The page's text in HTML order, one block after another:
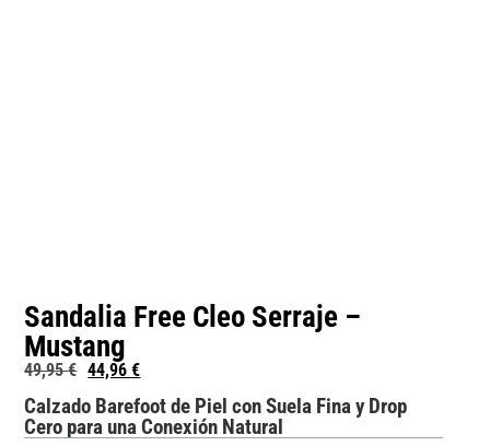
Sandalia Free Cleo Serraje –
Mustang
49,95€ 44,96€
Calzado Barefoot de Piel con Suela Fina y Drop
Cero para una Conexión Natural